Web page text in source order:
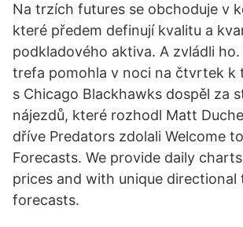
Na trzích futures se obchoduje v
které předem definují kvalitu a
podkladového aktiva. A zvládli ho.
trefa pomohla v noci na čtvrtek k
s Chicago Blackhawks dospěl za
nájezdů, které rozhodl Matt
dříve Predators zdolali Welcome
Forecasts. We provide daily
prices and with unique directional
forecasts.